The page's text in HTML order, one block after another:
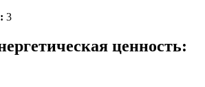
3
ценность: